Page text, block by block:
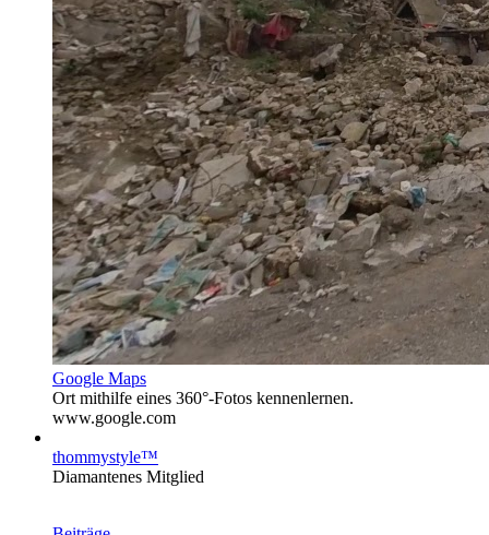
Google Maps
Ort mithilfe eines 360°-Fotos kennenlernen.
www.google.com
thommystyle™
Diamantenes Mitglied